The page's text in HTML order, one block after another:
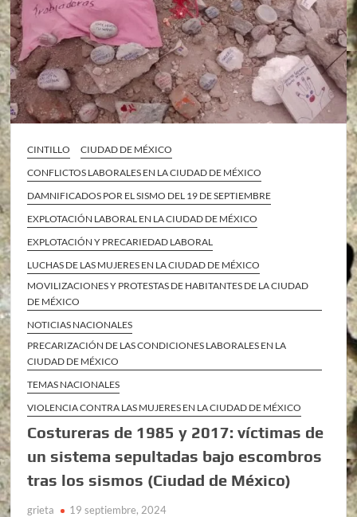
CINTILLO
CIUDAD DE MÉXICO
CONFLICTOS LABORALES EN LA CIUDAD DE MÉXICO
DAMNIFICADOS POR EL SISMO DEL 19 DE SEPTIEMBRE
EXPLOTACIÓN LABORAL EN LA CIUDAD DE MÉXICO
EXPLOTACIÓN Y PRECARIEDAD LABORAL
LUCHAS DE LAS MUJERES EN LA CIUDAD DE MÉXICO
MOVILIZACIONES Y PROTESTAS DE HABITANTES DE LA CIUDAD
DE MÉXICO
NOTICIAS NACIONALES
PRECARIZACIÓN DE LAS CONDICIONES LABORALES EN LA
CIUDAD DE MÉXICO
TEMAS NACIONALES
VIOLENCIA CONTRA LAS MUJERES EN LA CIUDAD DE MÉXICO
Costureras de 1985 y 2017: víctimas de
un sistema sepultadas bajo escombros
tras los sismos (Ciudad de México)
grieta 19 septiembre, 2024